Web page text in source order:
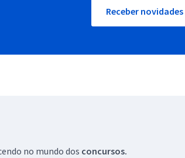
Receber novidades
no mundo dos concursos.